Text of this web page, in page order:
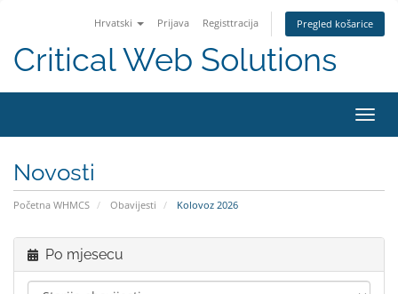
Hrvatski Prijava Registtracija Pregled košarice
Critical Web Solutions
Novosti
Početna WHMCS Obavijesti Kolovoz 2026
Po mjesecu